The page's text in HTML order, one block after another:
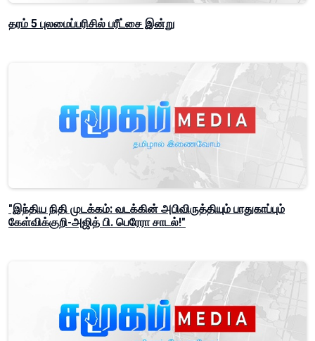
தரம் 5 புலமைப்பரிசில் பரீட்சை இன்று
"இந்திய நிதி முடக்கம்: வடக்கின் அபிவிருத்தியும் பாதுகாப்பும்
கேள்விக்குறி-அஜித் பி. பெரேரா சாடல்!"